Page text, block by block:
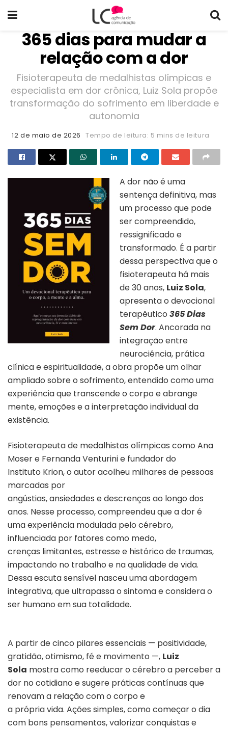
365 dias para mudar a
relação com a dor
Fisioterapeuta de medalhistas olímpicas e
especialista em dor crônica, Luiz Sola propõe
transformação do sofrimento em liberdade e
autonomia
12 de maio de 2026 Tempo de leitura: 5 mins de leitura
A dor não é uma
sentença definitiva, mas
um processo que pode
ser compreendido,
ressignificado e
transformado. É a partir
dessa perspectiva que o
fisioterapeuta há mais
de 30 anos, Luiz Sola,
apresenta o devocional
terapêutico 365 Dias
Sem Dor. Ancorada na
integração entre
neurociência, prática
clínica e espiritualidade, a obra propõe um olhar
ampliado sobre o sofrimento, entendido como uma
experiência que transcende o corpo e abrange
mente, emoções e a interpretação individual da
existência.
Fisioterapeuta de medalhistas olímpicas como Ana
Moser e Fernanda Venturini e fundador do
Instituto Krion, o autor acolheu milhares de pessoas
marcadas por
angústias, ansiedades e descrenças ao longo dos
anos. Nesse processo, compreendeu que a dor é
uma experiência modulada pelo cérebro,
influenciada por fatores como medo,
crenças limitantes, estresse e histórico de traumas,
impactando no trabalho e na qualidade de vida.
Dessa escuta sensível nasceu uma abordagem
integrativa, que ultrapassa o sintoma e considera o
ser humano em sua totalidade.
A partir de cinco pilares essenciais — positividade,
gratidão, otimismo, fé e movimento —, Luiz
Sola mostra como reeducar o cérebro a perceber a
dor no cotidiano e sugere práticas contínuas que
renovam a relação com o corpo e
a própria vida. Ações simples, como começar o dia
com bons pensamentos, valorizar conquistas e